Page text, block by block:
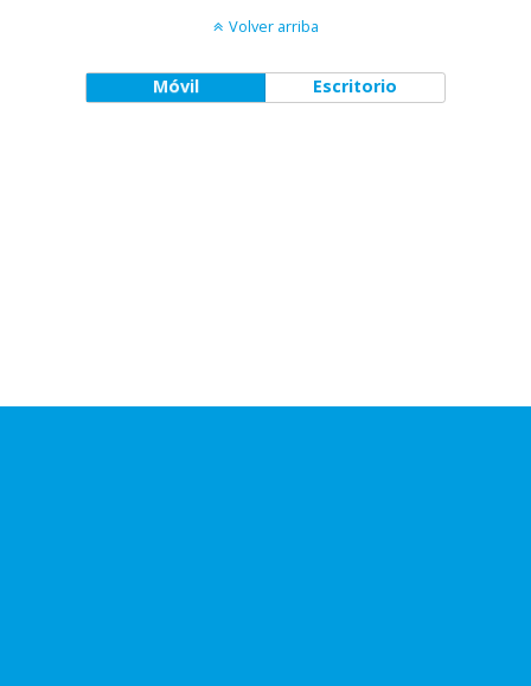
Volver arriba
Móvil Escritorio